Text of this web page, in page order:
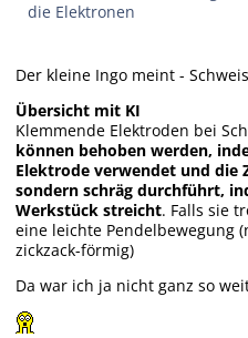
die Elektronen
Der kleine Ingo meint -
Übersicht mit KI
Klemmende Elektroden bei
können behoben werden,
Elektrode verwendet und die
sondern schräg durchführt,
Werkstück streicht. Falls sie
eine leichte Pendelbewegung
zickzack-förmig)
Da war ich ja nicht ganz so